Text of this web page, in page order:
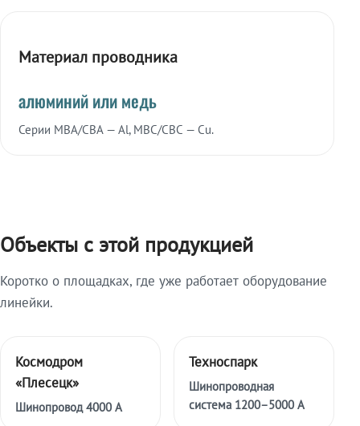
Материал проводника
алюминий или медь
Серии МВА/СВА — Al, МВС/СВС — Cu.
Объекты с этой продукцией
Коротко о площадках, где уже работает оборудование
линейки.
Космодром
«Плесецк»
Шинопровод 4000 А
Техноспарк
Шинопроводная
система 1200–5000 А